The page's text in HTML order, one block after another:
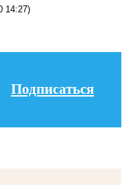
14:27)
Подписаться